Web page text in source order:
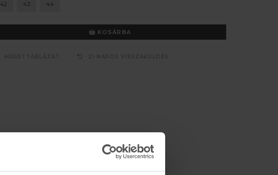
42 43 44
KOSÁRBA